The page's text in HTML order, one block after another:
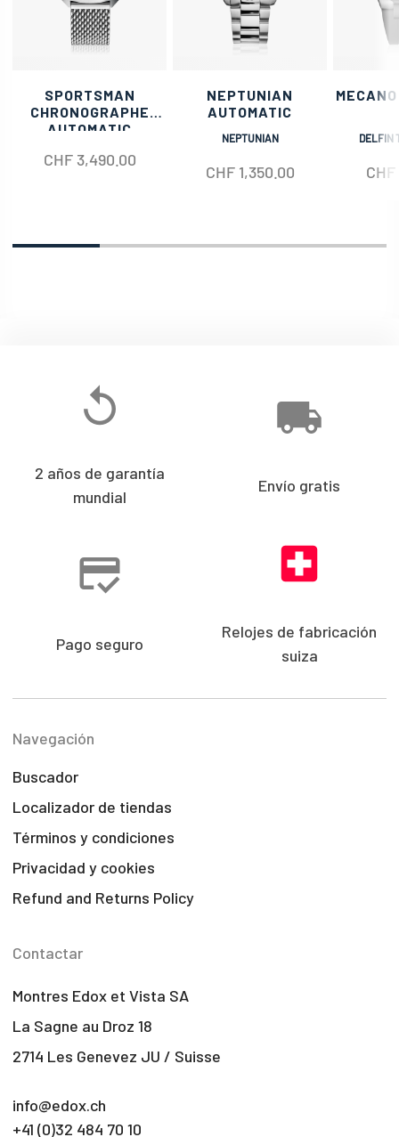
SPORTSMAN
CHRONOGRAPHE
AUTOMATIC
CHF3,490.00
NEPTUNIAN
AUTOMATIC
NEPTUNIAN
CHF1,350.00
DELFIN
CHF
2 años de garantía
mundial
Envío gratis
Pago seguro
Relojes de fabricación
suiza
Navegación
Buscador
Localizador de tiendas
Términos y condiciones
Privacidad y cookies
Refund and Returns Policy
Contactar
Montres Edox et Vista SA
La Sagne au Droz 18
2714 Les Genevez JU / Suisse
info@edox.ch
+41 (0)32 484 70 10